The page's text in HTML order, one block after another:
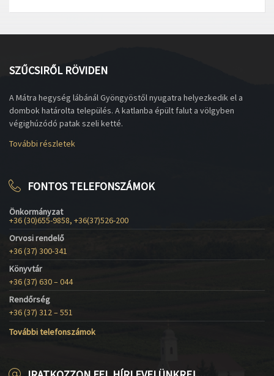
SZŰCSIRŐL RÖVIDEN
A Mátra hegység lábánál Gyöngyöstől nyugatra helyezkedik el a
dombok határolta település. A katlanba épült falut a völgyben
végighúzódó patak szeli ketté.
További részletek
FONTOS TELEFONSZÁMOK
Önkormányzat
+36 (30)655-9858, +36(37)526-200
Orvosi rendelő
+36 (37) 300-341
Könyvtár
+36 (37) 630 – 044
Rendőrség
+36 (37) 312 – 551
További telefonszámok